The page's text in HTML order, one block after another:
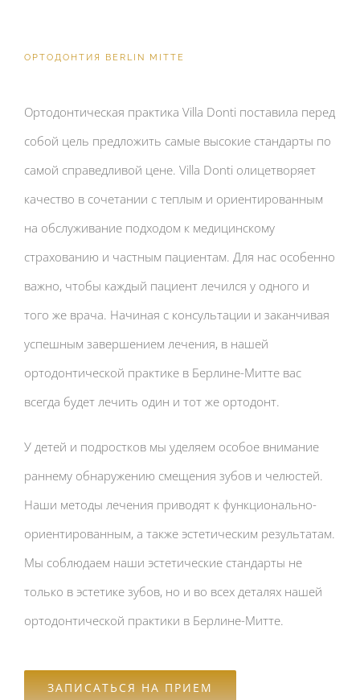
ОРТОДОНТИЯ BERLIN MITTE
Ортодонтическая практика Villa Donti поставила перед
собой цель предложить самые высокие стандарты по
самой справедливой цене. Villa Donti олицетворяет
качество в сочетании с теплым и ориентированным
на обслуживание подходом к медицинскому
страхованию и частным пациентам. Для нас особенно
важно, чтобы каждый пациент лечился у одного и
того же врача. Начиная с консультации и заканчивая
успешным завершением лечения, в нашей
ортодонтической практике в Берлине-Митте вас
всегда будет лечить один и тот же ортодонт.
У детей и подростков мы уделяем особое внимание
раннему обнаружению смещения зубов и челюстей.
Наши методы лечения приводят к функционально-
ориентированным, а также эстетическим результатам.
Мы соблюдаем наши эстетические стандарты не
только в эстетике зубов, но и во всех деталях нашей
ортодонтической практики в Берлине-Митте.
ЗАПИСАТЬСЯ НА ПРИЕМ